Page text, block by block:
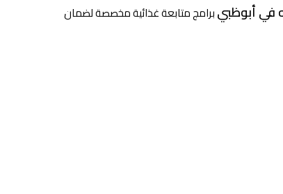
في أبوظبيبرامج متابعة غذائية مخصصة لضمان